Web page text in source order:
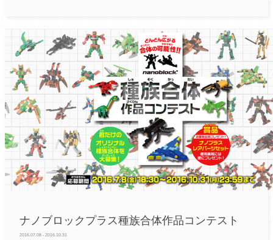
ナノブロックプラス種族合体作品コンテスト
2016.07.08 - 2016.10.31